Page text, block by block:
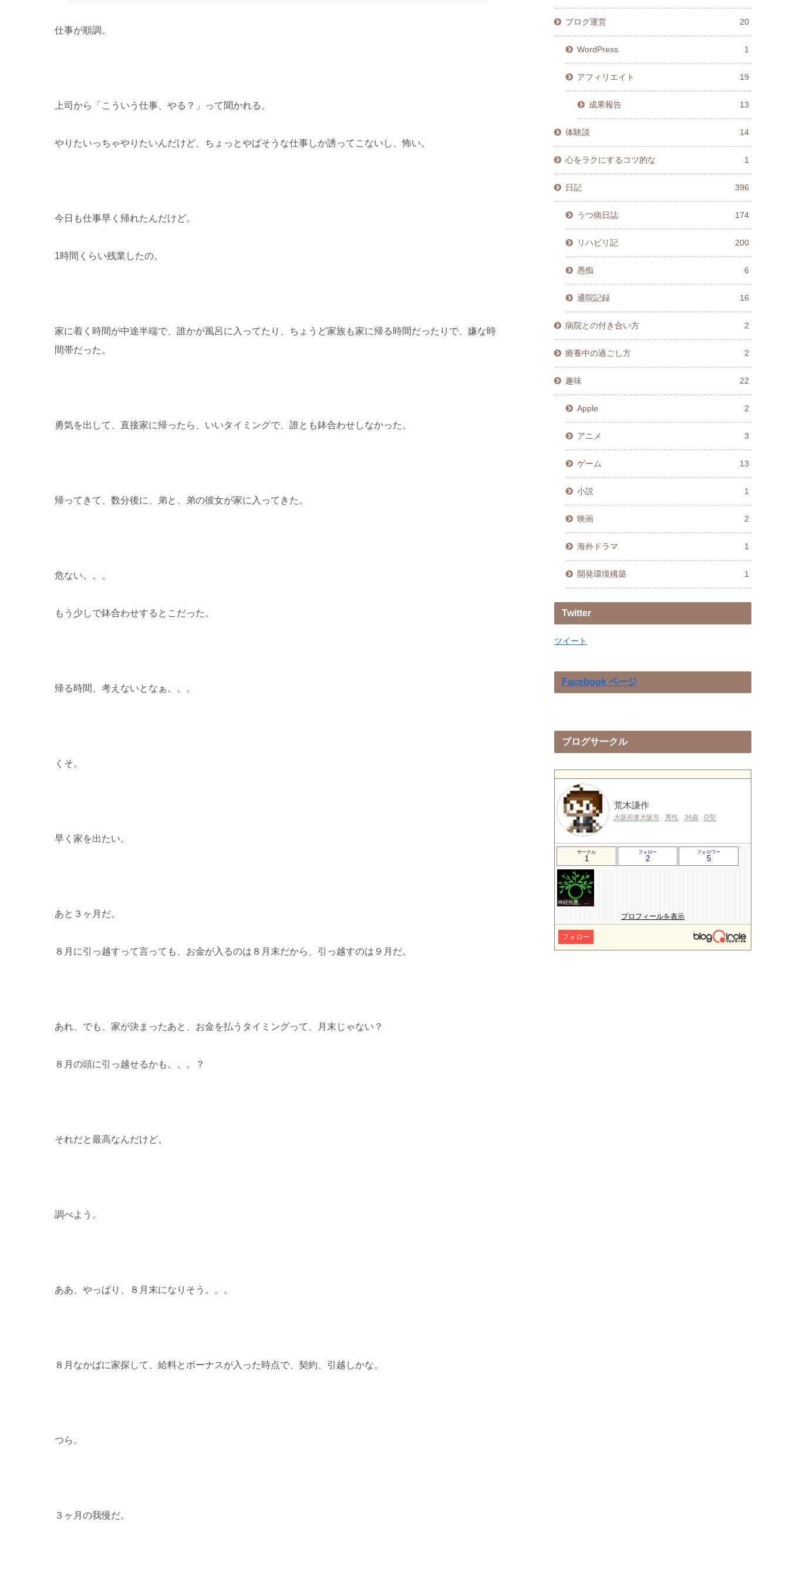
仕事が順調。
上司から「こういう仕事、やる？」って聞かれる。
やりたいっちゃやりたいんだけど、ちょっとやばそうな仕事しか誘ってこないし、怖い。
今日も仕事早く帰れたんだけど。
1時間くらい残業したの。
家に着く時間が中途半端で、誰かが風呂に入ってたり、ちょうど家族も家に帰る時間だったりで、嫌な時
間帯だった。
勇気を出して、直接家に帰ったら、いいタイミングで、誰とも鉢合わせしなかった。
帰ってきて、数分後に、弟と、弟の彼女が家に入ってきた。
危ない。。。
もう少しで鉢合わせするとこだった。
帰る時間、考えないとなぁ。。。
くそ。
早く家を出たい。
あと３ヶ月だ。
８月に引っ越すって言っても、お金が入るのは８月末だから、引っ越すのは９月だ。
あれ、でも、家が決まったあと、お金を払うタイミングって、月末じゃない？
８月の頭に引っ越せるかも。。。？
それだと最高なんだけど。
調べよう。
ああ、やっぱり、８月末になりそう。。。
８月なかばに家探して、給料とボーナスが入った時点で、契約、引越しかな。
つら。
３ヶ月の我慢だ。
ブログ運営 20
WordPress 1
アフィリエイト 19
成果報告 13
体験談 14
心をラクにするコツ的な 1
日記 396
うつ病日誌 174
リハビリ記 200
愚痴 6
通院記録 16
病院との付き合い方 2
療養中の過ごし方 2
趣味 22
Apple 2
アニメ 3
ゲーム 13
小説 1
映画 2
海外ドラマ 1
開発環境構築 1
Twitter
ツイート
Facebook ページ
ブログサークル
荒木謙作
大阪府東大阪市 男性 34歳 O型
サークル
1
フォロー
2
フォロワー
5
プロフィールを表示
フォロー